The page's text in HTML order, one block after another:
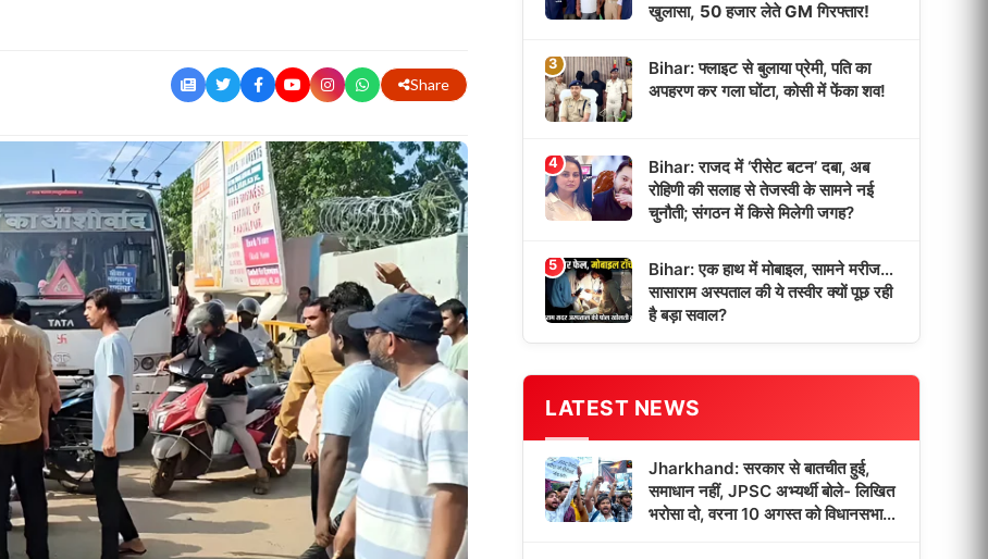
Share
खुलासा, 50 हजार लेते GM गिरफ्तार!
3
Bihar: फ्लाइट से बुलाया प्रेमी, पति का
अपहरण कर गला घोंटा, कोसी में फेंका शव!
4
Bihar: राजद में ‘रीसेट बटन’ दबा, अब
रोहिणी की सलाह से तेजस्वी के सामने नई
चुनौती; संगठन में किसे मिलेगी जगह?
5
Bihar: एक हाथ में मोबाइल, सामने मरीज…
सासाराम अस्पताल की ये तस्वीर क्यों पूछ रही
है बड़ा सवाल?
LATEST NEWS
Jharkhand: सरकार से बातचीत हुई,
समाधान नहीं, JPSC अभ्यर्थी बोले- लिखित
भरोसा दो, वरना 10 अगस्त को विधानसभा